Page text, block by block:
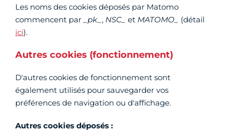
Les noms des cookies déposés par Matomo
commencent par
_pk_ , NSC_ et MATOMO_
(détail
ici).
Autres cookies (fonctionnement)
D'autres cookies de fonctionnement sont
également utilisés pour sauvegarder vos
préférences de navigation ou d'affichage.
Autres cookies déposés :